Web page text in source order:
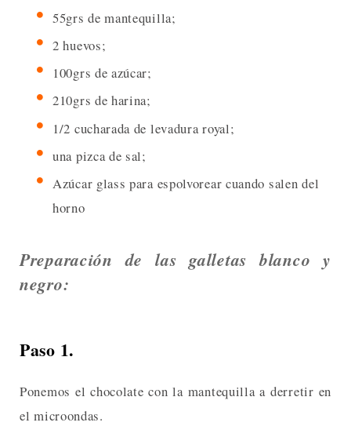
55grs de mantequilla;
2 huevos;
100grs de azúcar;
210grs de harina;
1/2 cucharada de levadura royal;
una pizca de sal;
Azúcar glass para espolvorear cuando salen del
horno
Preparación de las galletas blanco y
negro:
Paso 1.
Ponemos el chocolate con la mantequilla a derretir en
el microondas.